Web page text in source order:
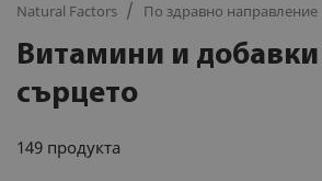
Natural Factors По здравно направление
Витамини и добавки
сърцето
149 продукта